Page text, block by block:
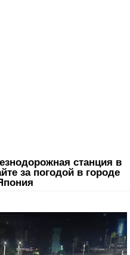
станция в
за погодой в городе